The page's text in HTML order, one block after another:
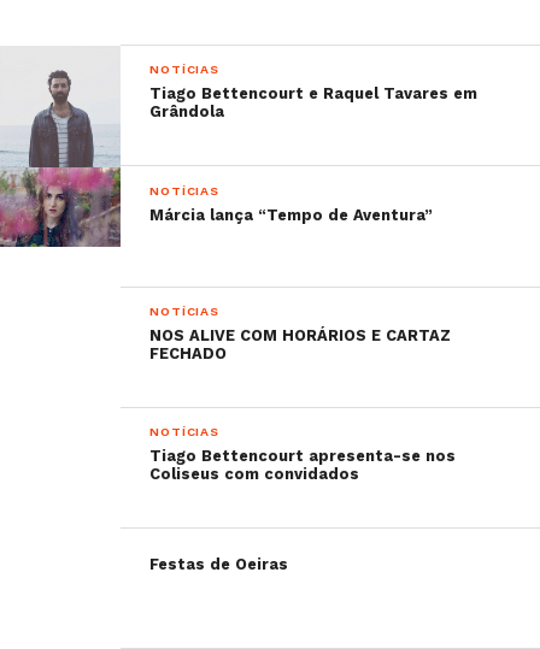
NOTÍCIAS
Tiago Bettencourt e Raquel Tavares em
Grândola
NOTÍCIAS
Márcia lança “Tempo de Aventura”
NOTÍCIAS
NOS ALIVE COM HORÁRIOS E CARTAZ
FECHADO
NOTÍCIAS
Tiago Bettencourt apresenta-se nos
Coliseus com convidados
Festas de Oeiras